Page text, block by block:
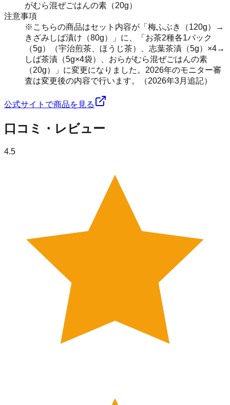
がむら混ぜごはんの素（20g）
注意事項
※こちらの商品はセット内容が「梅ふぶき（120g）→
きざみしば漬け（80g）」に、「お茶2種各1パック
（5g）（宇治煎茶、ほうじ茶）、志葉茶漬（5g）×4→
しば茶漬（5g×4袋）、おらがむら混ぜごはんの素
（20g）」に変更になりました。2026年のモニター審
査は変更後の内容で行います。（2026年3月追記）
公式サイトで商品を見る
口コミ・レビュー
4.5